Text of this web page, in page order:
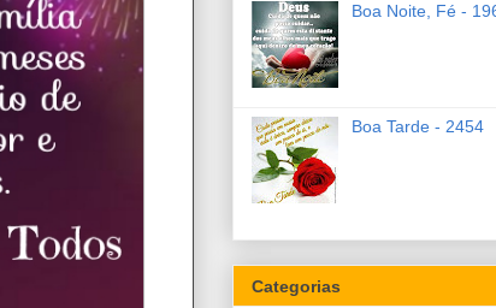
Boa Noite, Fé -
Boa Tarde - 2454
Categorias